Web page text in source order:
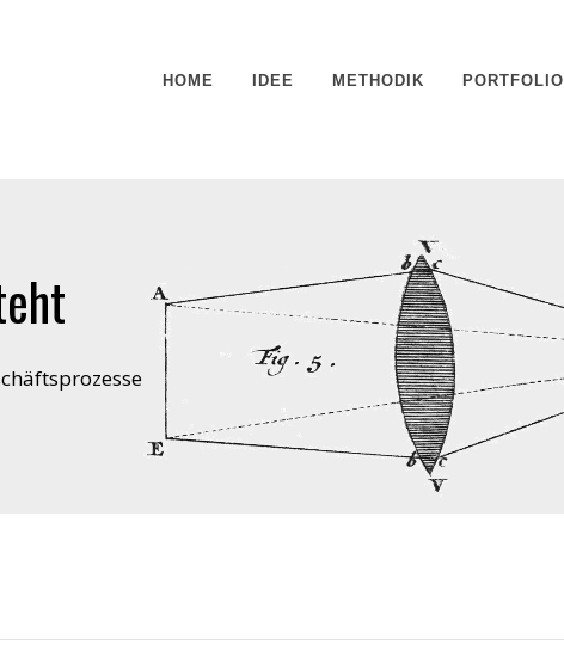
HOME IDEE METHODIK PORTFOLIO